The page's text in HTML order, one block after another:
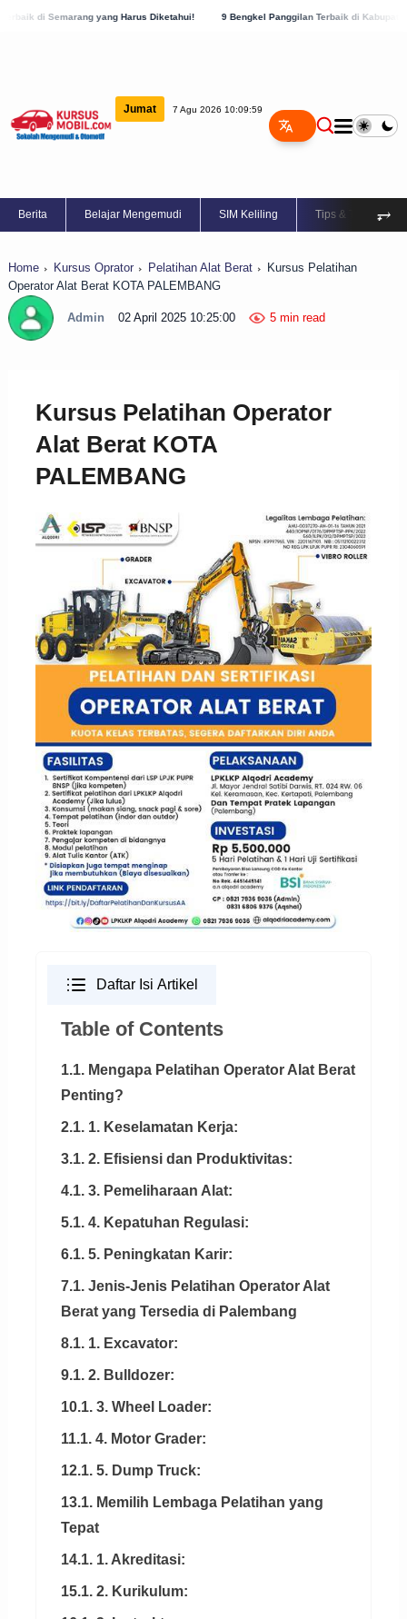
yang Harus Diketahui! 9 Bengkel Panggilan Terbaik di Kabupaten Semarang, Cek
Jumat 7 Agu 2026 10:10:00
Berita Belajar Mengemudi SIM Keliling Tips & Trik ⥅
Home Kursus Oprator Pelatihan Alat Berat
Kursus Pelatihan
Operator Alat Berat KOTA PALEMBANG
Admin 02 April 2025 10:25:00 5 min read
Kursus Pelatihan Operator
Alat Berat KOTA
PALEMBANG
Daftar Isi Artikel
Table of Contents
1.1. Mengapa Pelatihan Operator Alat Berat
Penting?
2.1. 1. Keselamatan Kerja:
3.1. 2. Efisiensi dan Produktivitas:
4.1. 3. Pemeliharaan Alat:
5.1. 4. Kepatuhan Regulasi:
6.1. 5. Peningkatan Karir:
7.1. Jenis-Jenis Pelatihan Operator Alat
Berat yang Tersedia di Palembang
8.1. 1. Excavator:
9.1. 2. Bulldozer:
10.1. 3. Wheel Loader:
11.1. 4. Motor Grader:
12.1. 5. Dump Truck:
13.1. Memilih Lembaga Pelatihan yang
Tepat
14.1. 1. Akreditasi:
15.1. 2. Kurikulum: